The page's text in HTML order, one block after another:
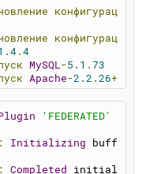
конфигурац
конфигурац
. 4
MySQL-5.1 . 73
Apache-2.2 . 26+
состояния се
'FEDERATED'
: Initializing buff
: Completed
initial